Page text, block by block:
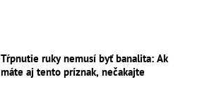
Tŕpnutie ruky nemusí byť banalita: Ak
máte aj tento príznak, nečakajte